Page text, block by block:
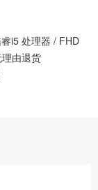
i5 处理器 / FHD
由退货